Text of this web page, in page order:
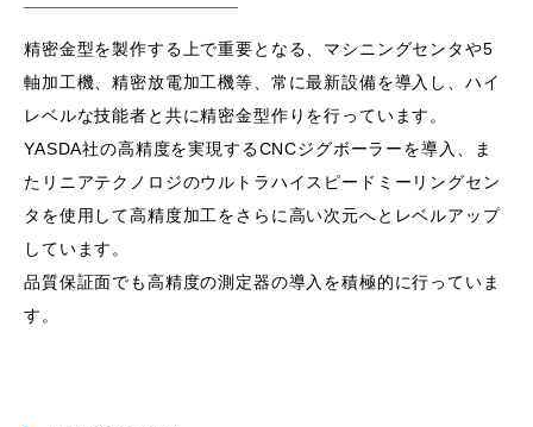
精密金型を製作する上で重要となる、マシニングセンタや5
軸加工機、精密放電加工機等、常に最新設備を導入し、ハイ
レベルな技能者と共に精密金型作りを行っています。
YASDA社の高精度を実現するCNCジグボーラーを導入、ま
たリニアテクノロジのウルトラハイスピードミーリングセン
タを使用して高精度加工をさらに高い次元へとレベルアップ
しています。
品質保証面でも高精度の測定器の導入を積極的に行っていま
す。